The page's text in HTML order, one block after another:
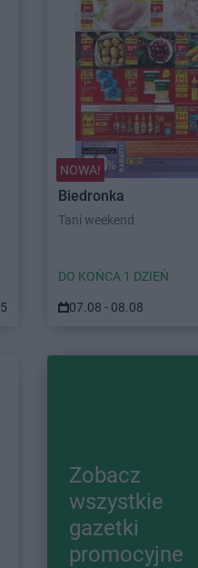
NOWA!
Biedronka
Tani weekend
DO KOŃCA 1 DZIEŃ
07.08 - 08.08
Zobacz
wszystkie
gazetki
promocyjne